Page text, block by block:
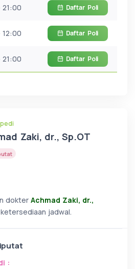
Daftar Poli
Daftar Poli
Daftar Poli
Zaki, dr., Sp.OT
dokter Achmad Zaki, dr.,
jadwal.
: